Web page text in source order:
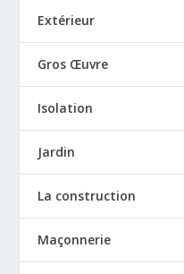
Extérieur
Gros Œuvre
Isolation
Jardin
La construction
Maçonnerie